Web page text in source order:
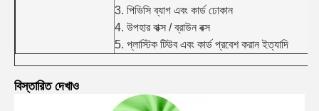
3. পিভিসি ব্যাগ এবং কার্ড ঢোকান
4. উপহার বাক্স / ব্রাউন বক্স
5. প্লাস্টিক টিউব এবং কার্ড প্রবেশ করান ইত্যাদি
বিস্তারিত দেখাও